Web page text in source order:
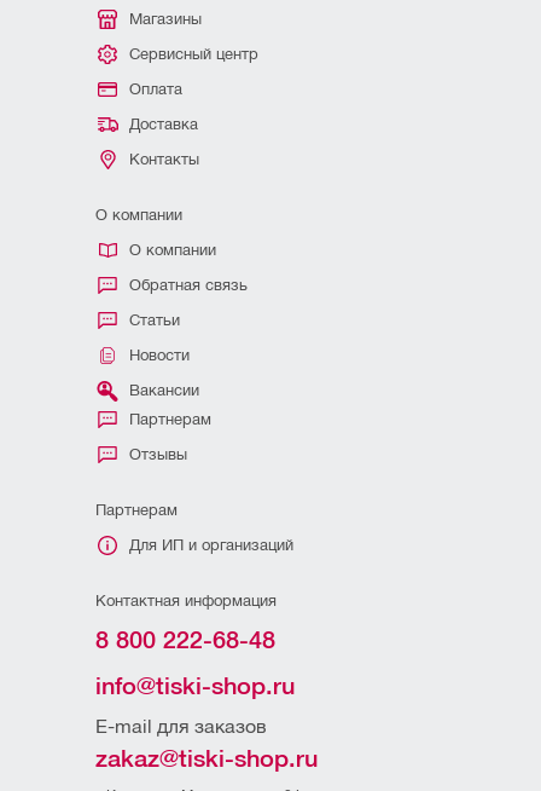
Магазины
Сервисный центр
Оплата
Доставка
Контакты
О компании
О компании
Обратная связь
Статьи
Новости
Вакансии
Партнерам
Отзывы
Партнерам
Для ИП и организаций
Контактная информация
8 800 222-68-48
info@tiski-shop.ru
E-mail для заказов
zakaz@tiski-shop.ru